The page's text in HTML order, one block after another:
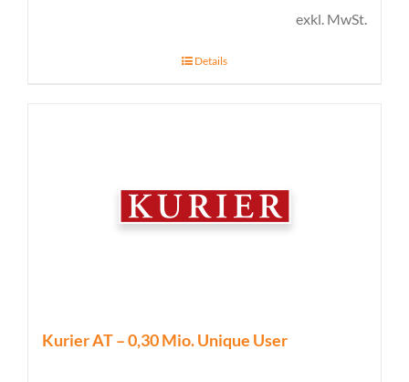
exkl. MwSt.
Details
Kurier AT – 0,30 Mio. Unique User